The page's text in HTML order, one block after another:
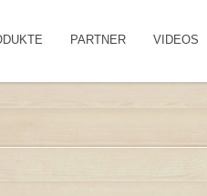
PARTNER VIDEOS